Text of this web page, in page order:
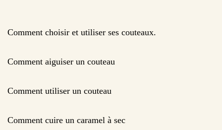
Comment choisir et utiliser ses couteaux.
Comment aiguiser un couteau
Comment utiliser un couteau
Comment cuire un caramel à sec